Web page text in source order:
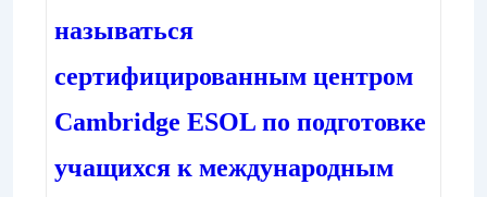
называться
сертифицированным центром
Cambridge ESOL по подготовке
учащихся к международным